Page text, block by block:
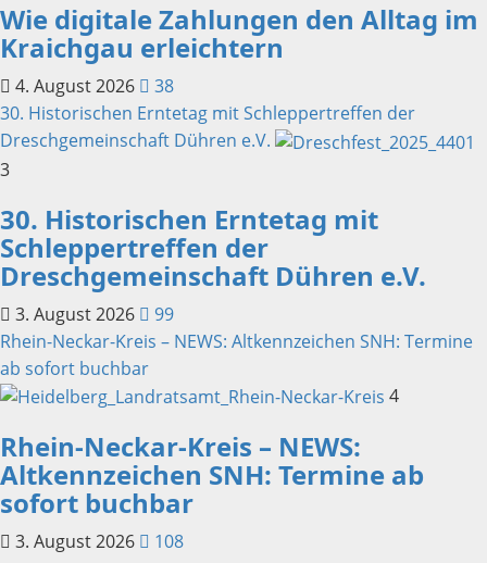
Wie digitale Zahlungen den Alltag im
Kraichgau erleichtern
4. August 2026
38
30. Historischen Erntetag mit Schleppertreffen der
Dreschgemeinschaft Dühren e.V.
3
30. Historischen Erntetag mit
Schleppertreffen der
Dreschgemeinschaft Dühren e.V.
3. August 2026
99
Rhein-Neckar-Kreis – NEWS: Altkennzeichen SNH: Termine
ab sofort buchbar
4
Rhein-Neckar-Kreis – NEWS:
Altkennzeichen SNH: Termine ab
sofort buchbar
3. August 2026
108